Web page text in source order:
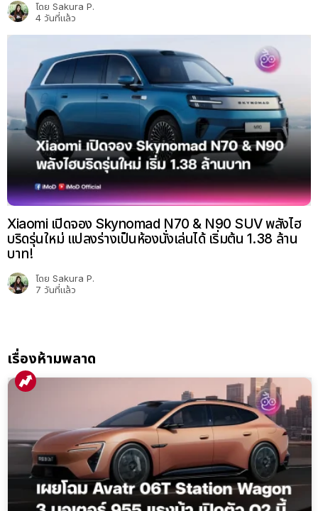
โดย Sakura P.
4 วันที่แล้ว
Xiaomi เปิดจอง Skynomad N70 & N90 SUV พลังไฮ
บริดรุ่นใหม่ แปลงร่างเป็นห้องนั่งเล่นได้ เริ่มต้น 1.38 ล้าน
บาท!
โดย Sakura P.
7 วันที่แล้ว
เรื่องห้ามพลาด